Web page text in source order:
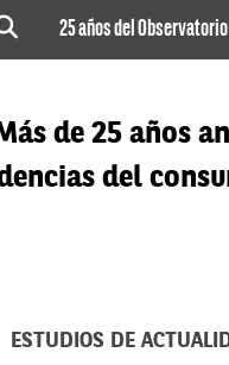
25 años del
de 25 años
del
ESTUDIOS DE